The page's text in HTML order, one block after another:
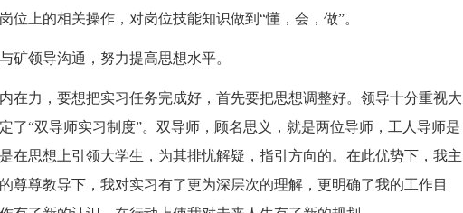
位上的相关操作，对岗位技能知识做到“懂，会，做”。
矿领导沟通，努力提高思想水平。
在力，要想把实习任务完成好，首先要把思想调整好。领导十分重视大
了“双导师实习制度”。双导师，顾名思义，就是两位导师，工人导师是
在思想上引领大学生，为其排忧解疑，指引方向的。在此优势下，我主
尊尊教导下，我对实习有了更为深层次的理解，更明确了我的工作目